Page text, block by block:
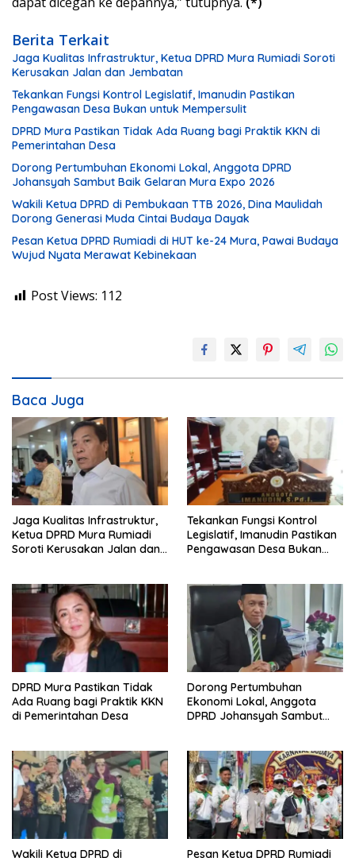
Berita Terkait
Jaga Kualitas Infrastruktur, Ketua DPRD Mura Rumiadi Soroti
Kerusakan Jalan dan Jembatan
Tekankan Fungsi Kontrol Legislatif, Imanudin Pastikan
Pengawasan Desa Bukan untuk Mempersulit
DPRD Mura Pastikan Tidak Ada Ruang bagi Praktik KKN di
Pemerintahan Desa
Dorong Pertumbuhan Ekonomi Lokal, Anggota DPRD
Johansyah Sambut Baik Gelaran Mura Expo 2026
Wakili Ketua DPRD di Pembukaan TTB 2026, Dina Maulidah
Dorong Generasi Muda Cintai Budaya Dayak
Pesan Ketua DPRD Rumiadi di HUT ke-24 Mura, Pawai Budaya
Wujud Nyata Merawat Kebinekaan
Post Views: 112
Baca Juga
Jaga Kualitas Infrastruktur,
Ketua DPRD Mura Rumiadi
Soroti Kerusakan Jalan dan
Tekankan Fungsi Kontrol
Legislatif, Imanudin Pastikan
Pengawasan Desa Bukan
DPRD Mura Pastikan Tidak
Ada Ruang bagi Praktik KKN
di Pemerintahan Desa
Dorong Pertumbuhan
Ekonomi Lokal, Anggota
DPRD Johansyah Sambut
Wakili Ketua DPRD di Pesan Ketua DPRD Rumiadi